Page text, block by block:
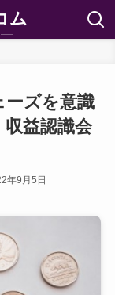
ム
ーズを意識
益認識会
年9月5日